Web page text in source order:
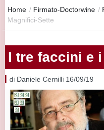
Home / Firmato-Doctorwine /
Magnifici-Sette
I tre faccini e
di Daniele Cernilli 16/09/19